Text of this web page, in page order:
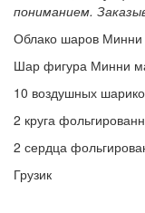
пониманием.
Облако шаров Минни
Шар фигура Минни
10 воздушных
2 круга
2 сердца
Грузик